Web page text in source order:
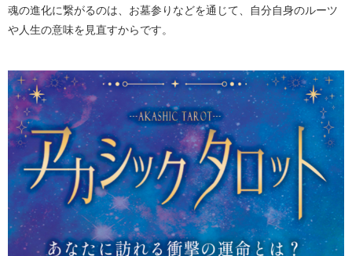
魂の進化に繋がるのは、お墓参りなどを通じて、自分自身のルーツ
や人生の意味を見直すからです。